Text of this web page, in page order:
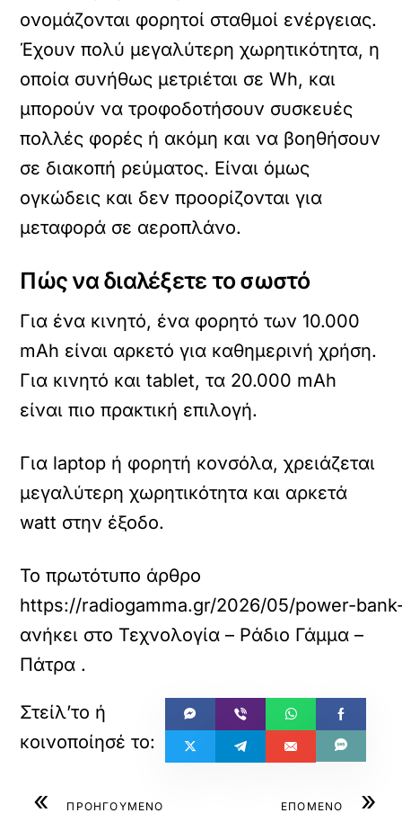
ονομάζονται φορητοί σταθμοί ενέργειας.
Έχουν πολύ μεγαλύτερη χωρητικότητα, η
οποία συνήθως μετριέται σε Wh, και
μπορούν να τροφοδοτήσουν συσκευές
πολλές φορές ή ακόμη και να βοηθήσουν
σε διακοπή ρεύματος. Είναι όμως
ογκώδεις και δεν προορίζονται για
μεταφορά σε αεροπλάνο.
Πώς να διαλέξετε το σωστό
Για ένα κινητό, ένα φορητό των 10.000
mAh είναι αρκετό για καθημερινή χρήση.
Για κινητό και tablet, τα 20.000 mAh
είναι πιο πρακτική επιλογή.
Για laptop ή φορητή κονσόλα, χρειάζεται
μεγαλύτερη χωρητικότητα και αρκετά
watt στην έξοδο.
Το πρωτότυπο άρθρο
https://radiogamma.gr/2026/05/power-
ανήκει στο Τεχνολογία – Ράδιο Γάμμα –
Πάτρα .
« ΠΡΟΗΓΟΥΜΕΝΟ »
ΕΠΟΜΕΝΟ